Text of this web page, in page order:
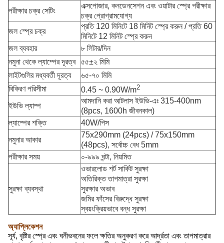
পরীক্ষার চক্র সেটিং
এক্সপোজার, কনডেনসেশন এবং ওয়াটার স্প্রে পরীক্ষার
চক্র প্রোগ্রামযোগ্য
জল স্প্রে চক্র
প্রতি 120 মিনিটে 18 মিনিট স্প্রে করুন / প্রতি 60
মিনিটে 12 মিনিট স্প্রে করুন
জল ব্যবহার
৮ লিটার/দিন
নমুনা থেকে ল্যাম্পের দূরত্ব
৫৫±২ মিমি
লাইটগুলির মধ্যবর্তী দূরত্ব
৬৫-৭০ মিমি
বিকিরণ পরিসীমা
0.45 ~ 0.90W/m2
ইউভি ল্যাম্প
আমদানি করা আটলাস ইউভি-এঃ 315-400nm
(8pcs, 1600h জীবনকাল)
ল্যাম্পের শক্তি
40W/পিস
নমুনার আকার
75x290mm (24pcs) / 75x150mm
(48pcs), সর্বোচ্চ বেধ 5mm
পরীক্ষার সময়
০-৯৯৯ ঘন্টা, নিয়মিত
সুরক্ষা ব্যবস্থা
ওভারলোড শর্ট সার্কিট সুরক্ষা
অতিরিক্ত তাপমাত্রা সুরক্ষা
সুরক্ষার অভাব
জমির ফাঁসের বিরুদ্ধে সুরক্ষা
স্বয়ংক্রিয়ভাবে বন্ধ সুরক্ষা
অ্যাপ্লিকেশন
সূর্য, বৃষ্টির স্প্রে এবং ঘনীভবনের ফলে ক্ষতির অনুকরণ করে আর্দ্রতা এবং তাপমাত্রার